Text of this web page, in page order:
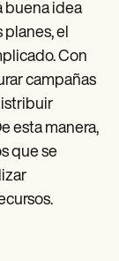
buena idea
el
Con
campañas
esta manera,
que se